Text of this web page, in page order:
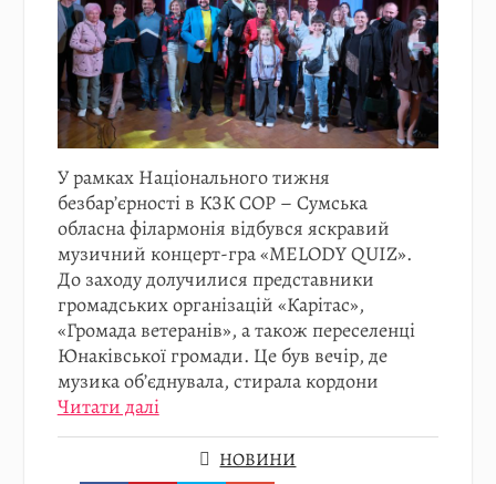
У рамках Національного тижня
безбар’єрності в КЗК СОР – Сумська
обласна філармонія відбувся яскравий
музичний концерт-гра «MELODY QUIZ».
До заходу долучилися представники
громадських організацій «Карітас»,
«Громада ветеранів», а також переселенці
Юнаківської громади. Це був вечір, де
музика об’єднувала, стирала кордони
Читати далі
НОВИНИ